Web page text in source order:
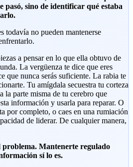
pasó, sino de identificar qué estaba
todavía no pueden mantenerse
a pensar en lo que ella obtuvo de
La vergüenza te dice que eres
que nunca serás suficiente. La rabia te
Tu amígdala secuestra tu corteza
la parte misma de tu cerebro que
información y usarla para reparar. O
por completo, o caes en una rumiación
de liderar. De cualquier manera,
Mantenerte regulado
sí lo es.